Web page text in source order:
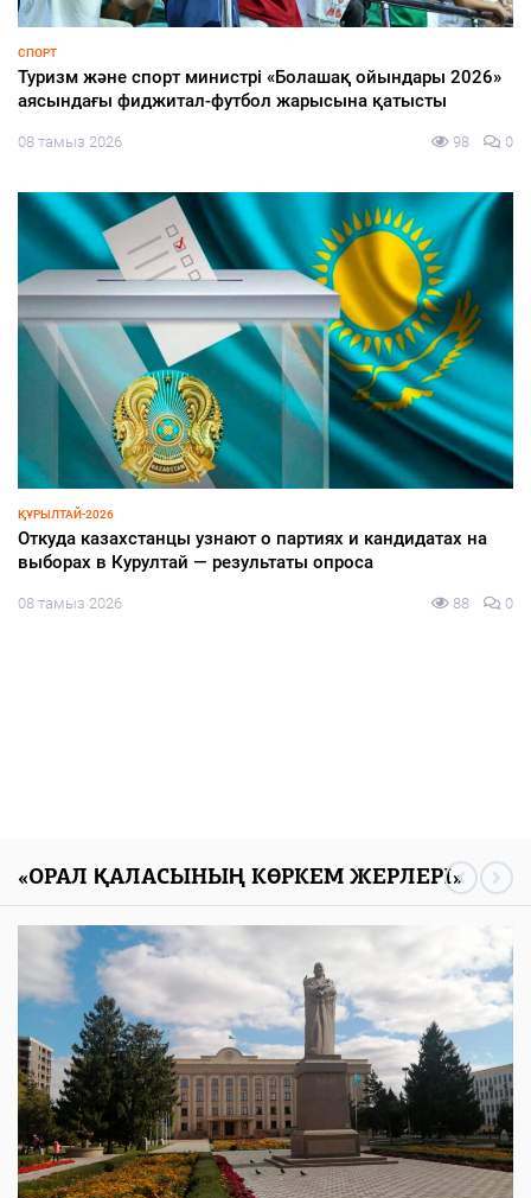
ҚҰРЫЛТАЙ-2026
Құрылтай және кәсіпкерлік: ертеңге бастар талғам
ЗАҢ ЖӘНЕ ТӘРТІП
Тазалықтан тәртіп басталады
08 тамыз 2026
«ОРАЛ ҚАЛАСЫНЫҢ КӨРКЕМ ЖЕРЛЕРІ»